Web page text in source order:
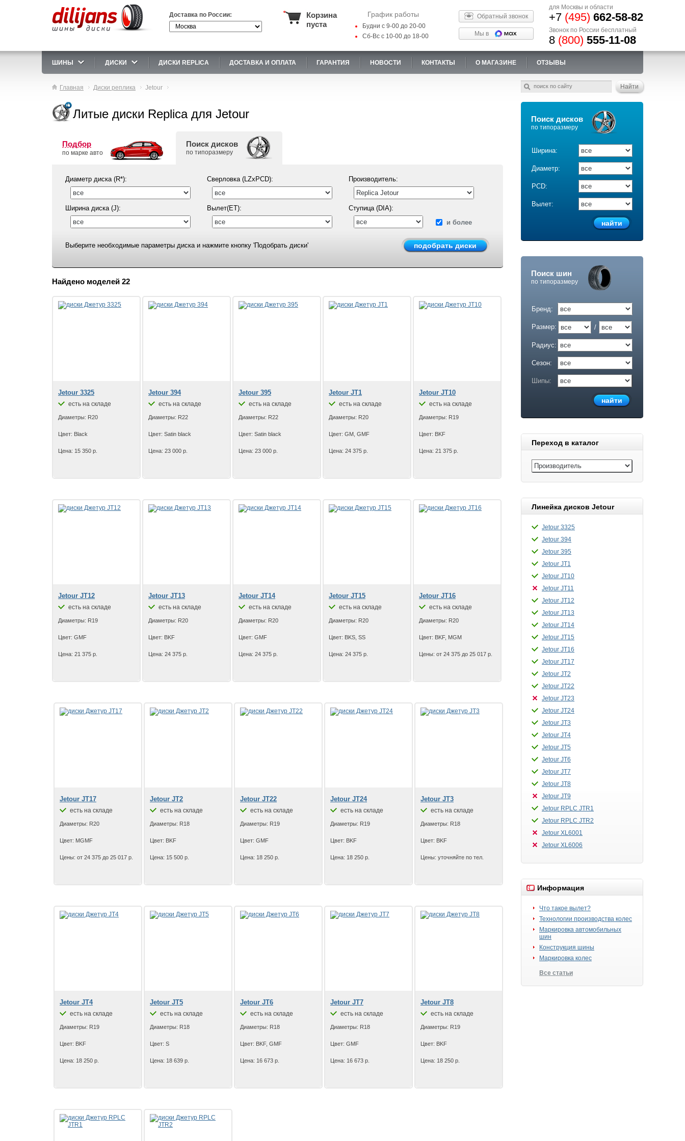
Доставка по России:
Корзина
пуста
График работы
Будни с 9-00 до 20-00
Сб-Вс с 10-00 до 18-00
Обратный звонок
Мы в
для Москвы и области
+7 (495) 662-58-82
Звонок по России бесплатный
8 (800) 555-11-08
ШИНЫ ДИСКИ ДИСКИ REPLICA ДОСТАВКА И ОПЛАТА ГАРАНТИЯ НОВОСТИ КОНТАКТЫ О МАГАЗИНЕ ОТЗЫВЫ
Главная Диски реплика Jetour
Поиск дисков
по типоразмеру
Ширина:
Диаметр:
PCD:
Вылет:
Поиск шин
по типоразмеру
Бренд:
Размер: /
Радиус:
Сезон:
Шипы:
Переход в каталог
Линейка дисков Jetour
Jetour 3325
Jetour 394
Jetour 395
Jetour JT1
Jetour JT10
Jetour JT11
Jetour JT12
Jetour JT13
Jetour JT14
Jetour JT15
Jetour JT16
Jetour JT17
Jetour JT2
Jetour JT22
Jetour JT23
Jetour JT24
Jetour JT3
Jetour JT4
Jetour JT5
Jetour JT6
Jetour JT7
Jetour JT8
Jetour JT9
Jetour RPLC JTR1
Jetour RPLC JTR2
Jetour XL6001
Jetour XL6006
Информация
Что такое вылет?
Технологии производства колес
Маркировка автомобильных
шин
Конструкция шины
Маркировка колес
Все статьи
Литые диски Replica для Jetour
Подбор
по марке авто
Поиск дисков
по типоразмеру
Диаметр диска (R*): Сверловка (LZxPCD): Производитель:
Ширина диска (J): Вылет(ET):
Ступица (DIA):
и более
Выберите необходимые параметры диска и нажмите кнопку 'Подобрать диски'
Найдено моделей 22
Jetour 3325
есть на складе
Диаметры: R20
Цвет: Black
Цена: 15 350 р.
Jetour 394
есть на складе
Диаметры: R22
Цвет: Satin black
Цена: 23 000 р.
Jetour 395
есть на складе
Диаметры: R22
Цвет: Satin black
Цена: 23 000 р.
Jetour JT1
есть на складе
Диаметры: R20
Цвет: GM, GMF
Цена: 24 375 р.
Jetour JT10
есть на складе
Диаметры: R19
Цвет: BKF
Цена: 21 375 р.
Jetour JT12
есть на складе
Диаметры: R19
Цвет: GMF
Цена: 21 375 р.
Jetour JT13
есть на складе
Диаметры: R20
Цвет: BKF
Цена: 24 375 р.
Jetour JT14
есть на складе
Диаметры: R20
Цвет: GMF
Цена: 24 375 р.
Jetour JT15
есть на складе
Диаметры: R20
Цвет: BKS, SS
Цена: 24 375 р.
Jetour JT16
есть на складе
Диаметры: R20
Цвет: BKF, MGM
Цены: от 24 375 до 25 017 р.
Jetour JT17
есть на складе
Диаметры: R20
Цвет: MGMF
Цены: от 24 375 до 25 017 р.
Jetour JT2
есть на складе
Диаметры: R18
Цвет: BKF
Цена: 15 500 р.
Jetour JT22
есть на складе
Диаметры: R19
Цвет: GMF
Цена: 18 250 р.
Jetour JT24
есть на складе
Диаметры: R19
Цвет: BKF
Цена: 18 250 р.
Jetour JT3
есть на складе
Диаметры: R18
Цвет: BKF
Цены: уточняйте по тел.
Jetour JT4
есть на складе
Диаметры: R19
Цвет: BKF
Цена: 18 250 р.
Jetour JT5
есть на складе
Диаметры: R18
Цвет: S
Цена: 18 639 р.
Jetour JT6
есть на складе
Диаметры: R18
Цвет: BKF, GMF
Цена: 16 673 р.
Jetour JT7
есть на складе
Диаметры: R18
Цвет: GMF
Цена: 16 673 р.
Jetour JT8
есть на складе
Диаметры: R19
Цвет: BKF
Цена: 18 250 р.